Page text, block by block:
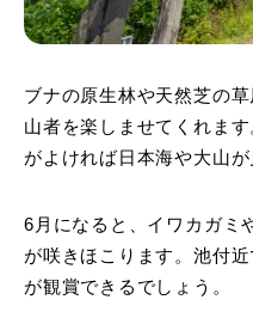
ブナの原生林や天然芝の
山者を楽しませてくれま
がよければ日本海や大山が
6月になると、イワカガミ
が咲きほこります。池付
が観賞できるでしょう。